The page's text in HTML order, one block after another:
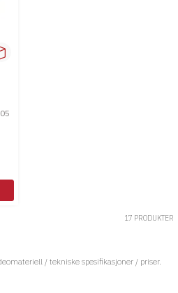
17 PRODUKTER
/ tekniske spesifikasjoner / priser.